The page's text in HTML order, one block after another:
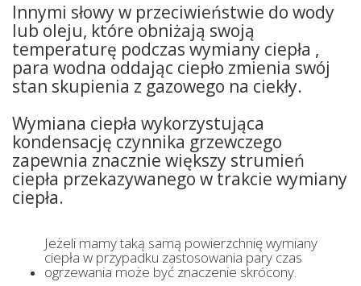
Innymi słowy w przeciwieństwie do wody
lub oleju, które obniżają swoją
temperaturę podczas wymiany ciepła ,
para wodna oddając ciepło zmienia swój
stan skupienia z gazowego na ciekły.
Wymiana ciepła wykorzystująca
kondensację czynnika grzewczego
zapewnia znacznie większy strumień
ciepła przekazywanego w trakcie wymiany
ciepła.
Jeżeli mamy taką samą powierzchnię wymiany
ciepła w przypadku zastosowania pary czas
ogrzewania może być znaczenie skrócony.